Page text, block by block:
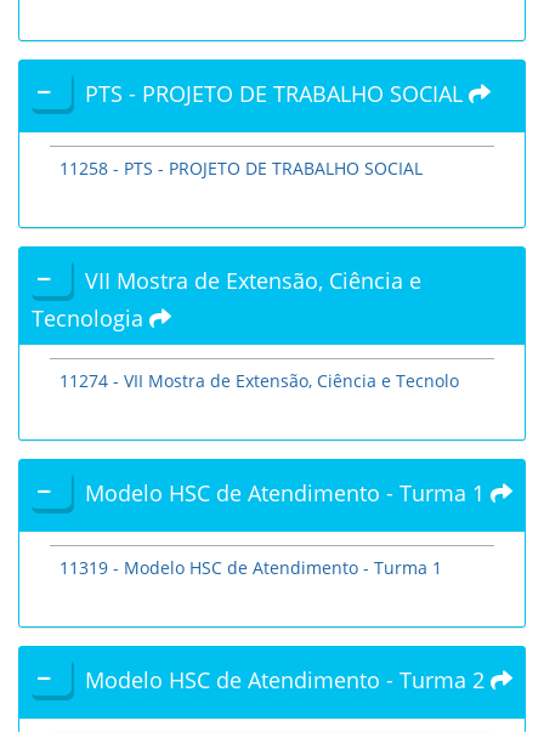
PTS - PROJETO DE TRABALHO SOCIAL
11258 - PTS - PROJETO DE TRABALHO SOCIAL
VII Mostra de Extensão, Ciência e
Tecnologia
11274 - VII Mostra de Extensão, Ciência e Tecnolo
Modelo HSC de Atendimento - Turma 1
11319 - Modelo HSC de Atendimento - Turma 1
Modelo HSC de Atendimento - Turma 2